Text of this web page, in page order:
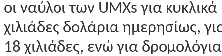
οι ναύλοι των UMXs για
χιλιάδες δολάρια ημερησίως,
18 χιλιάδες, ενώ για